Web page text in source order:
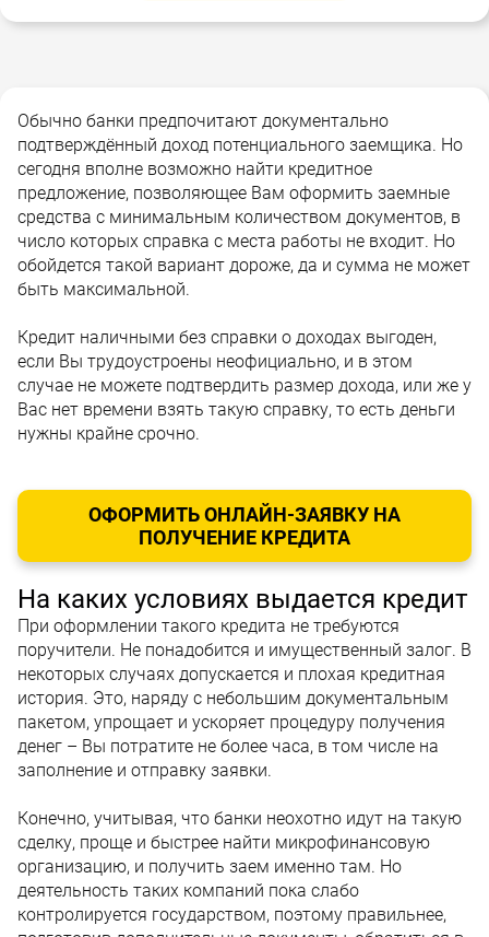
Обычно банки предпочитают документально
подтверждённый доход потенциального заемщика. Но
сегодня вполне возможно найти кредитное
предложение, позволяющее Вам оформить заемные
средства с минимальным количеством документов, в
число которых справка с места работы не входит. Но
обойдется такой вариант дороже, да и сумма не может
быть максимальной.
Кредит наличными без справки о доходах выгоден,
если Вы трудоустроены неофициально, и в этом
случае не можете подтвердить размер дохода, или же у
Вас нет времени взять такую справку, то есть деньги
нужны крайне срочно.
ОФОРМИТЬ ОНЛАЙН-ЗАЯВКУ НА
ПОЛУЧЕНИЕ КРЕДИТА
На каких условиях выдается кредит
При оформлении такого кредита не требуются
поручители. Не понадобится и имущественный залог. В
некоторых случаях допускается и плохая кредитная
история. Это, наряду с небольшим документальным
пакетом, упрощает и ускоряет процедуру получения
денег – Вы потратите не более часа, в том числе на
заполнение и отправку заявки.
Конечно, учитывая, что банки неохотно идут на такую
сделку, проще и быстрее найти микрофинансовую
организацию, и получить заем именно там. Но
деятельность таких компаний пока слабо
контролируется государством, поэтому правильнее,